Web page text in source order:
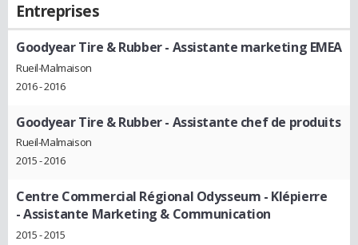
Entreprises
Goodyear Tire & Rubber- Assistante marketing EMEA
Rueil-Malmaison
2016 - 2016
Goodyear Tire & Rubber- Assistante chef de produits
Rueil-Malmaison
2015 - 2016
Centre Commercial Régional Odysseum - Klépierre
- Assistante Marketing & Communication
2015 - 2015